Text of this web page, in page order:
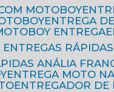
MOTOBOY
ENTREGA
MOTOBOY ENTREGA
ENTREGAS RÁPIDAS
ANÁLIA
ENTREGA MOTO
ENTREGADOR